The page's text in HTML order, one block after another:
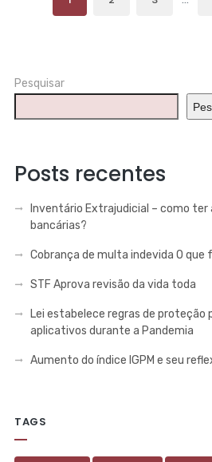
Pesquisar
Posts recentes
Inventário Extrajudicial – como
bancárias?
Cobrança de multa indevida O que
STF Aprova revisão da vida toda
Lei estabelece regras de proteção
aplicativos durante a Pandemia
Aumento do índice IGPM e seu
TAGS